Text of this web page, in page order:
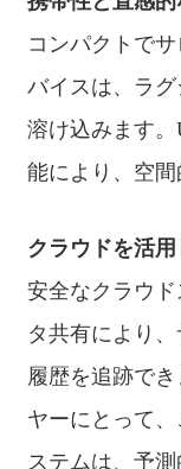
コンパクトで
バイスは、ラ
溶け込みます
能により、空間
クラウドを活
安全なクラウ
タ共有により
履歴を追跡で
ヤーにとって
ステムは、予